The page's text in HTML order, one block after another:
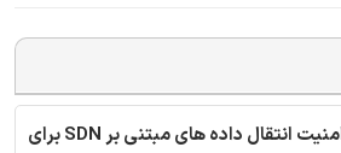
ترجمه مقاله امنیت انتقال داده های مبتنی بر SDN برای